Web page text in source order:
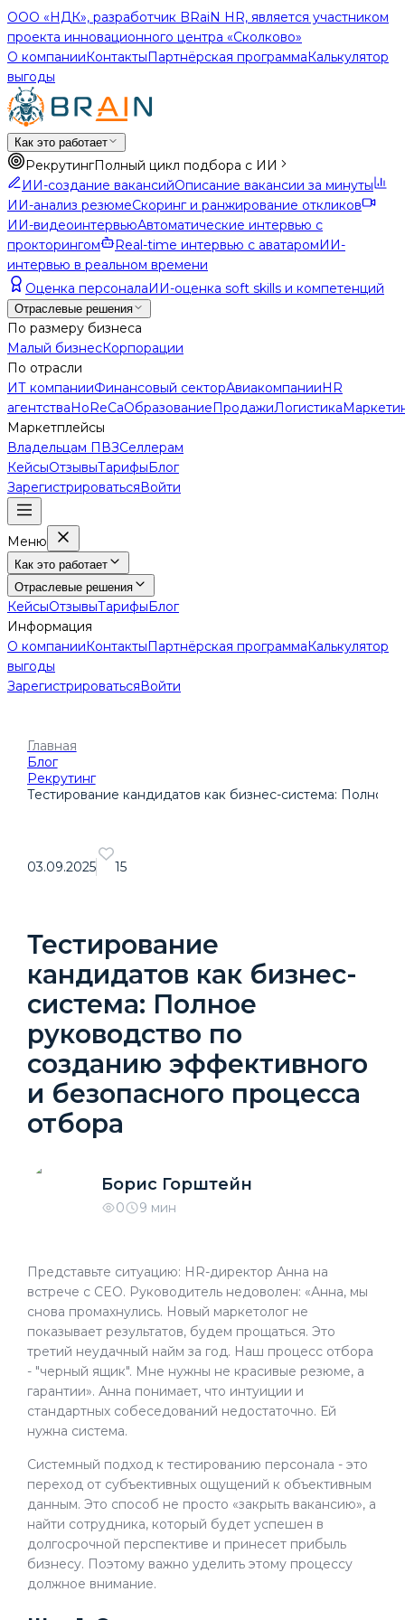
ООО «НДК», разработчик BRaiN HR, является участником
проекта инновационного центра «Сколково»
О компанииКонтактыПартнёрская программаКалькулятор
выгоды
Как это работает
РекрутингПолный цикл подбора с ИИ
ИИ-создание вакансийОписание вакансии за минуты
ИИ-анализ резюмеСкоринг и ранжирование откликов
ИИ-видеоинтервьюАвтоматические интервью с
прокторингом
Real-time интервью с аватаромИИ-
интервью в реальном времени
Оценка персоналаИИ-оценка soft skills и компетенций
Отраслевые решения
По размеру бизнеса
Малый бизнесКорпорации
По отрасли
ИТ компанииФинансовый секторАвиакомпанииHR
агентстваHoReCaОбразованиеПродажиЛогистика
Маркетплейсы
Владельцам ПВЗСеллерам
КейсыОтзывыТарифыБлог
ЗарегистрироватьсяВойти
Меню
Как это работает
Отраслевые решения
КейсыОтзывыТарифыБлог
Информация
О компанииКонтактыПартнёрская программаКалькулятор
выгоды
ЗарегистрироватьсяВойти
Главная
Блог
Рекрутинг
Тестирование кандидатов как бизнес-система: Полное
03.09.2025 15
Тестирование
кандидатов как бизнес-
система: Полное
руководство по
созданию эффективного
и безопасного процесса
отбора
Борис Горштейн
0 9 мин
Представьте ситуацию: HR-директор Анна на
встрече с CEO. Руководитель недоволен: «Анна, мы
снова промахнулись. Новый маркетолог не
показывает результатов, будем прощаться. Это
третий неудачный найм за год. Наш процесс отбора
- "черный ящик". Мне нужны не красивые резюме, а
гарантии». Анна понимает, что интуиции и
стандартных собеседований недостаточно. Ей
нужна система.
Системный подход к тестированию персонала - это
переход от субъективных ощущений к объективным
данным. Это способ не просто «закрыть вакансию», а
найти сотрудника, который будет успешен в
долгосрочной перспективе и принесет прибыль
бизнесу. Поэтому важно уделить этому процессу
должное внимание.